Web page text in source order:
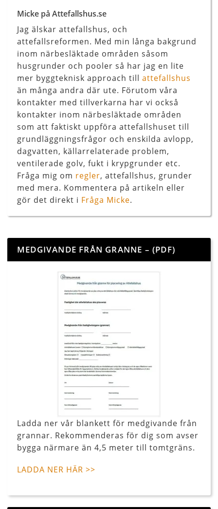
Micke på Attefallshus.se
Jag älskar attefallshus, och
attefallsreformen. Med min långa bakgrund
inom närbesläktade områden såsom
husgrunder och pooler så har jag en lite
mer byggteknisk approach till attefallshus
än många andra där ute. Förutom våra
kontakter med tillverkarna har vi också
kontakter inom närbesläktade områden
som att faktiskt uppföra attefallshuset till
grundläggningsfrågor och enskilda avlopp,
dagvatten, källarrelaterade problem,
ventilerade golv, fukt i krypgrunder etc.
Fråga mig om regler, attefallshus, grunder
med mera. Kommentera på artikeln eller
gör det direkt i Fråga Micke.
MEDGIVANDE FRÅN GRANNE – (PDF)
Ladda ner vår blankett för medgivande från
grannar. Rekommenderas för dig som avser
bygga närmare än 4,5 meter till tomtgräns.
LADDA NER HÄR >>